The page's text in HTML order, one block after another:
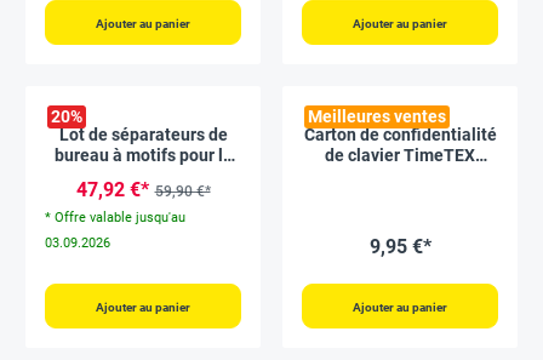
Ajouter au panier Ajouter au panier
20%
Lot de séparateurs de
bureau à motifs pour la
Clausura », 15 pièces
47,92 €* 59,90 €*
* Offre valable jusqu'au
03.09.2026
Ajouter au panier
Meilleures ventes
Carton de confidentialité
de clavier TimeTEX
9,95 €*
Ajouter au panier